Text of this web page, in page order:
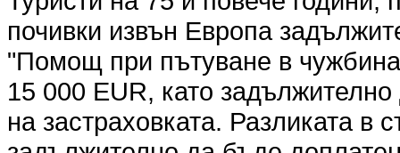
почивки извън Европа
"Помощ при пътуване в
15 000 EUR, като
на застраховката. Разликата в